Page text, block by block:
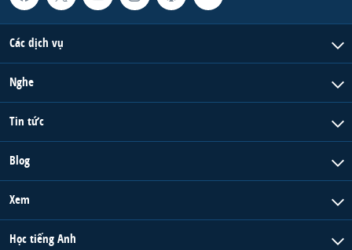
Các dịch vụ
Nghe
Tin tức
Blog
Xem
Học tiếng Anh